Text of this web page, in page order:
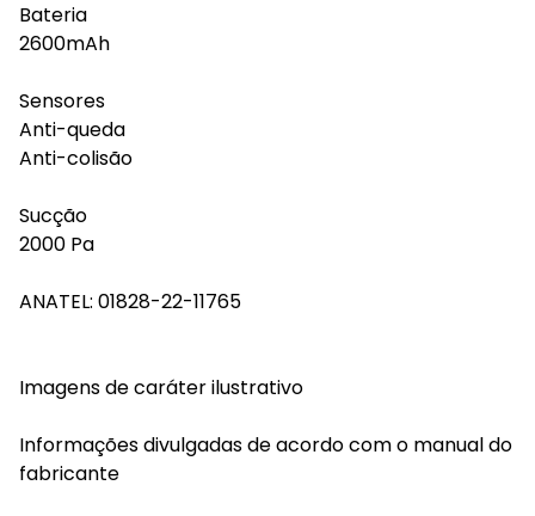
Bateria
2600mAh
Sensores
Anti-queda
Anti-colisão
Sucção
2000 Pa
ANATEL: 01828-22-11765
Imagens de caráter ilustrativo
Informações divulgadas de acordo com o manual do
fabricante